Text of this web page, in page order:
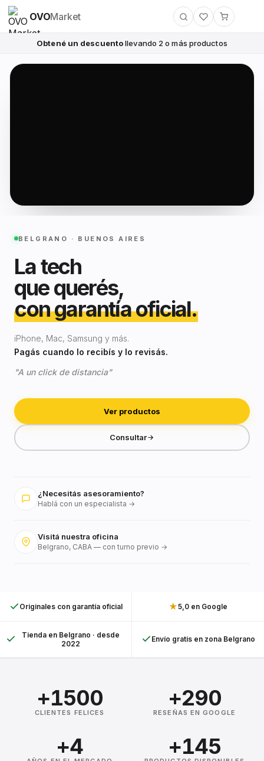
OVOMarket
Obtené un descuentollevando 2 o más productos
BELGRANO · BUENOS AIRES
La tech
que querés,
con garantía oficial.
iPhone, Mac, Samsung y más.
Pagás cuando lo recibís y lo revisás.
"A un click de distancia"
Ver productos
Consultar
¿Necesitás asesoramiento?
Hablá con un especialista →
Visitá nuestra oficina
Belgrano, CABA — con turno previo →
Originales con garantía oficial ★5,0 en Google
Tienda en Belgrano · desde
2022
Envío gratis en zona Belgrano
+1500
CLIENTES FELICES
+290
RESEÑAS EN GOOGLE
+4 +145